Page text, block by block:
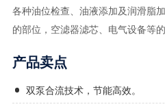
各种油位检查、油液添加及润滑脂
的部位，空滤器滤芯、电气设备等
产品卖点
双泵合流技术，节能高效。